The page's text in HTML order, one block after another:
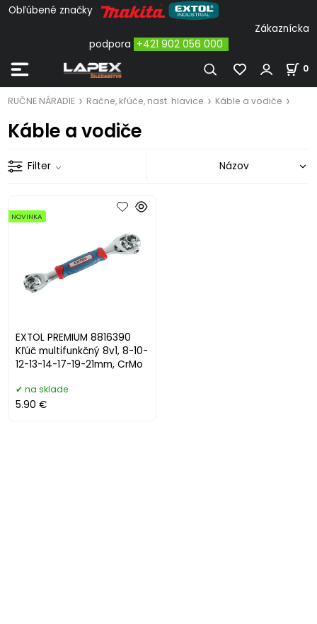
Obľúbené značky
Zákaznícka
podpora +421 902 056 000
0
RUČNE NÁRADIE Račne, kľúče, nast. hlavice Káble a vodiče
Káble a vodiče
Filter
EXTOL PREMIUM 8816390
Kľúč multifunkčný 8v1, 8-10-
12-13-14-17-19-21mm, CrMo
NOVINKA
na sklade
5.90 €